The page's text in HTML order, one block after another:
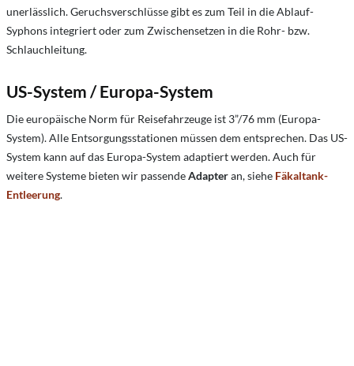
unerlässlich. Geruchsverschlüsse gibt es zum Teil in die Ablauf-
Syphons integriert oder zum Zwischensetzen in die Rohr- bzw.
Schlauchleitung.
US-System / Europa-System
Die europäische Norm für Reisefahrzeuge ist 3”/76 mm (Europa-
System). Alle Entsorgungsstationen müssen dem entsprechen. Das US-
System kann auf das Europa-System adaptiert werden. Auch für
weitere Systeme bieten wir passendeAdapteran, siehe Fäkaltank-
Entleerung.